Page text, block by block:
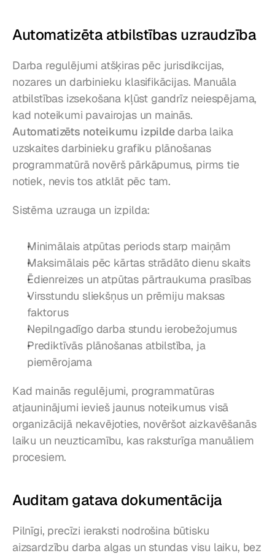
Automatizēta atbilstības uzraudzība
Darba regulējumi atšķiras pēc jurisdikcijas,
nozares un darbinieku klasifikācijas. Manuāla
atbilstības izsekošana kļūst gandrīz neiespējama,
Automatizēts noteikumu izpilde darba laika
uzskaites darbinieku grafiku plānošanas
programmatūrā novērš pārkāpumus, pirms tie
notiek, nevis tos atklāt pēc tam.
Sistēma uzrauga un izpilda:
Minimālais atpūtas periods starp maiņām
Maksimālais pēc kārtas strādāto dienu skaits
Ēdienreizes un atpūtas pārtraukuma prasības
Virsstundu sliekšņus un prēmiju maksas
faktorus
Nepilngadīgo darba stundu ierobežojumus
Prediktīvās plānošanas atbilstība, ja
piemērojama
Kad mainās regulējumi, programmatūras
atjauninājumi ievieš jaunus noteikumus visā
organizācijā nekavējoties, novēršot aizkavēšanās
laiku un neuzticamību, kas raksturīga manuāliem
procesiem.
Auditam gatava dokumentācija
Pilnīgi, precīzi ieraksti nodrošina būtisku
aizsardzību darba algas un stundas visu laiku, bez